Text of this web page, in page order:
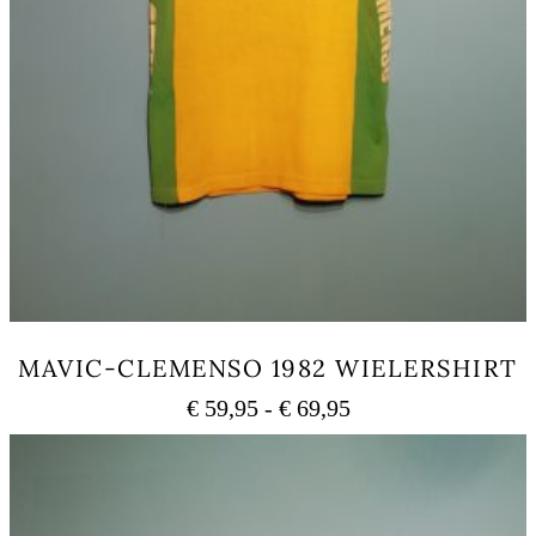
MAVIC-CLEMENSO 1982 WIELERSHIRT
€59,95 - €69,95Prijsklasse:
€ 59,95